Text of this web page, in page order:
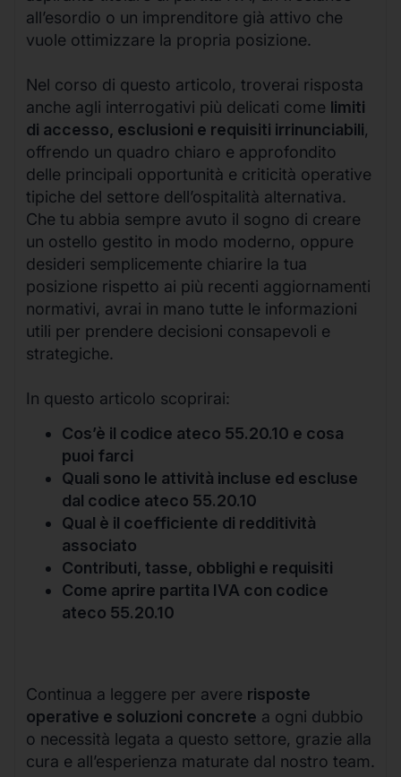
all’esordio o un imprenditore già attivo che
vuole ottimizzare la propria posizione.
Nel corso di questo articolo, troverai risposta
anche agli interrogativi più delicati come limiti
di accesso, esclusioni e requisiti irrinunciabili,
offrendo un quadro chiaro e approfondito
delle principali opportunità e criticità operative
tipiche del settore dell’ospitalità alternativa.
Che tu abbia sempre avuto il sogno di creare
un ostello gestito in modo moderno, oppure
desideri semplicemente chiarire la tua
posizione rispetto ai più recenti aggiornamenti
normativi, avrai in mano tutte le informazioni
utili per prendere decisioni consapevoli e
strategiche.
In questo articolo scoprirai:
Cos’è il codice ateco 55.20.10 e cosa
puoi farci
Quali sono le attività incluse ed escluse
dal codice ateco 55.20.10
Qual è il coefficiente di redditività
associato
Contributi, tasse, obblighi e requisiti
Come aprire partita IVA con codice
ateco 55.20.10
Continua a leggere per avere risposte
operative e soluzioni concrete a ogni dubbio
o necessità legata a questo settore, grazie alla
cura e all’esperienza maturate dal nostro team.